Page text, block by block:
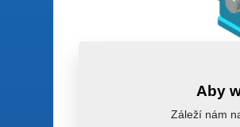
Aby
Záleží nám